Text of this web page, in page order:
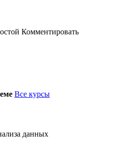
Комментировать
Все курсы
данных